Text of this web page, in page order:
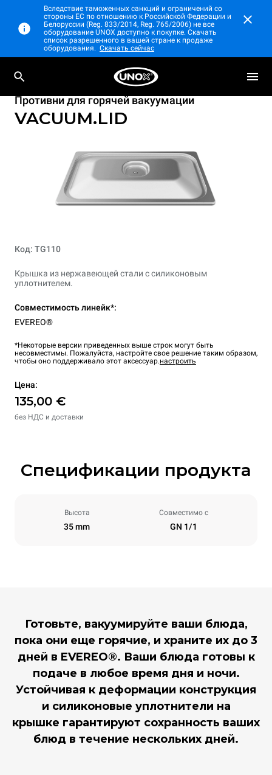
Вследствие таможенных санкций и ограничений со
стороны ЕС по отношению к Российской Федерации и
Белоруссии (Reg. 833/2014, Reg. 765/2006) не все
оборудование UNOX доступно к покупке. Скачать
список разрешенного в вашей стране к продаже
оборудования. Скачать сейчас
Противни для горячей вакуумации
VACUUM.LID
Код: TG110
Крышка из нержавеющей стали с силиконовым
уплотнителем.
Совместимость линейк*:
EVEREO®
*Некоторые версии приведенных выше строк могут быть
несовместимы. Пожалуйста, настройте свое решение таким образом,
чтобы оно поддерживало этот аксессуар.настроить
Цена:
135,00 €
без НДС и доставки
Спецификации продукта
Высота
35 mm
Совместимо с
GN 1/1
Готовьте, вакуумируйте ваши блюда,
пока они еще горячие, и храните их до 3
дней в EVEREO®. Ваши блюда готовы к
подаче в любое время дня и ночи.
Устойчивая к деформации конструкция
и силиконовые уплотнители на
крышке гарантируют сохранность ваших
блюд в течение нескольких дней.